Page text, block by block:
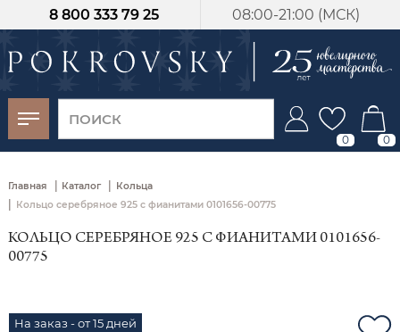
08:00-21:00 (МСК)
8 800 333 79 25
0 0
Главная | Каталог | Кольца
| Кольцо серебряное 925 с фианитами 0101656-00775
КОЛЬЦО СЕРЕБРЯНОЕ 925 С ФИАНИТАМИ 0101656-
00775
На заказ - от 15 дней
-30%
от 15 дней с
момента оплаты